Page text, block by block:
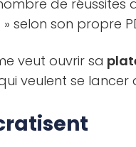
de réussites
» selon son propre
veut ouvrir sa
veulent se lancer